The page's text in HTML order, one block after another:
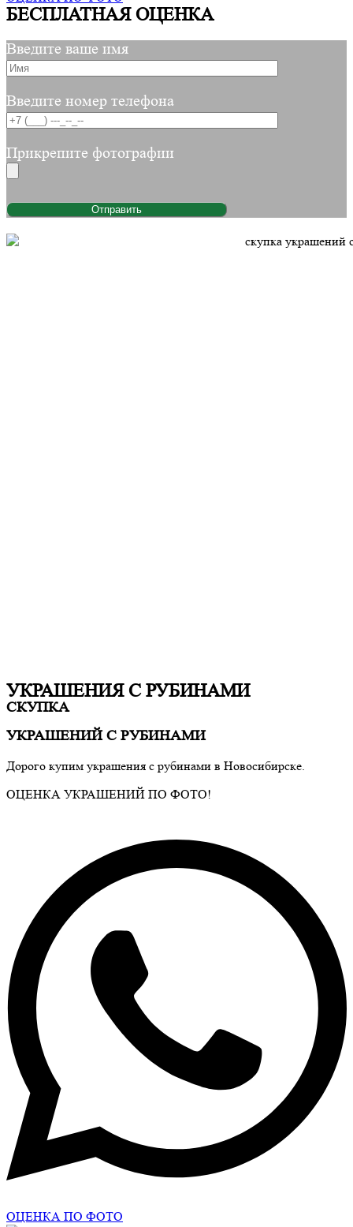
БЕСПЛАТНАЯ ОЦЕНКА
Введите ваше имя
Введите номер телефона
Прикрепите фотографии
УКРАШЕНИЯ С РУБИНАМИ
СКУПКА
УКРАШЕНИЙ С РУБИНАМИ
Дорого купим украшения с рубинами в Новосибирске.
ОЦЕНКА УКРАШЕНИЙ ПО ФОТО!
ОЦЕНКА ПО ФОТО